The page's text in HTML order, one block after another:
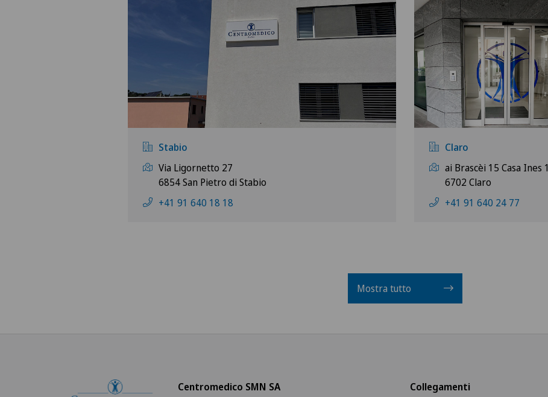
Stabio
Via Ligornetto 27
6854 San Pietro di Stabio
+41 91 640 18 18
Claro
ai Brascèi 15 Casa Ines 1
6702 Claro
+41 91 640 24 77
Mostra tutto
Collegamenti
Centromedico SMN SA